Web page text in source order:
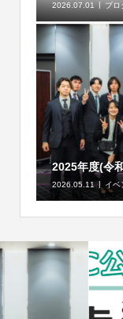
2026.07.01 ブロ
2025年度(令
2026.05.11 イベ